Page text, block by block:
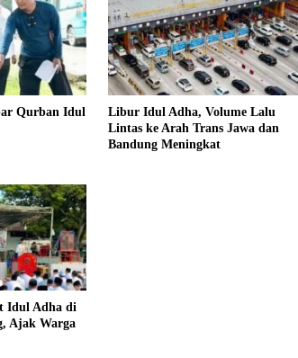
Qurban Idul
Libur Idul Adha, Volume Lalu
Lintas ke Arah Trans Jawa dan
Bandung Meningkat
Idul Adha di
Ajak Warga